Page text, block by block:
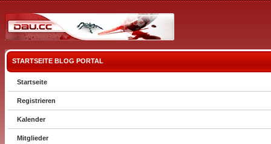
STARTSEITE BLOG PORTAL
Startseite
Registrieren
Kalender
Mitglieder